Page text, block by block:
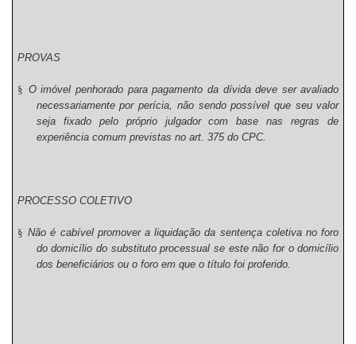
PROVAS
§ O imóvel penhorado para pagamento da dívida deve ser avaliado
necessariamente por perícia, não sendo possível que seu valor
seja fixado pelo próprio julgador com base nas regras de
experiência comum previstas no art. 375 do CPC.
PROCESSO COLETIVO
§ Não é cabível promover a liquidação da sentença coletiva no foro
do domicílio do substituto processual se este não for o domicílio
dos beneficiários ou o foro em que o título foi proferido.